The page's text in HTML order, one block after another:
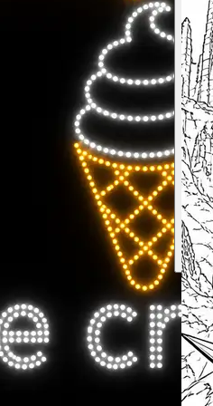
character reference (193
show a furry male fox
Draw both characters on a
proposing to the fox,
view. The clothes are